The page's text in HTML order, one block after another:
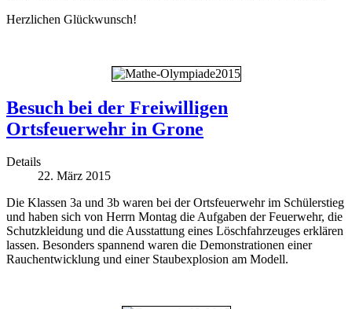
Herzlichen Glückwunsch!
Besuch bei der Freiwilligen
Ortsfeuerwehr in Grone
Details
22. März 2015
Die Klassen 3a und 3b waren bei der Ortsfeuerwehr im Schülerstieg
und haben sich von Herrn Montag die Aufgaben der Feuerwehr, die
Schutzkleidung und die Ausstattung eines Löschfahrzeuges erklären
lassen. Besonders spannend waren die Demonstrationen einer
Rauchentwicklung und einer Staubexplosion am Modell.